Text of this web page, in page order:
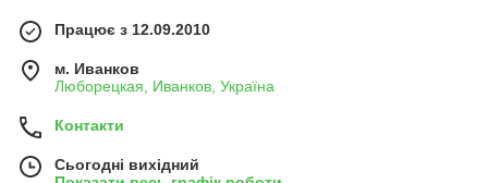
Працює з 12.09.2010
м. Иванков
Люборецкая, Иванков, Україна
Контакти
Сьогодні вихідний